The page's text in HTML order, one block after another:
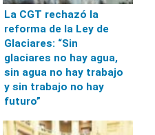
La CGT rechazó la
reforma de la Ley de
Glaciares: “Sin
glaciares no hay agua,
sin agua no hay trabajo
y sin trabajo no hay
futuro”